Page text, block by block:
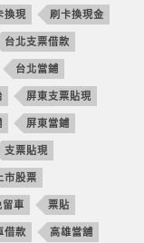
換現 刷卡換現金
台北支票借款
台北當鋪
屏東支票貼現
屏東當鋪
支票貼現
市股票
留車 票貼
借款 高雄當舖